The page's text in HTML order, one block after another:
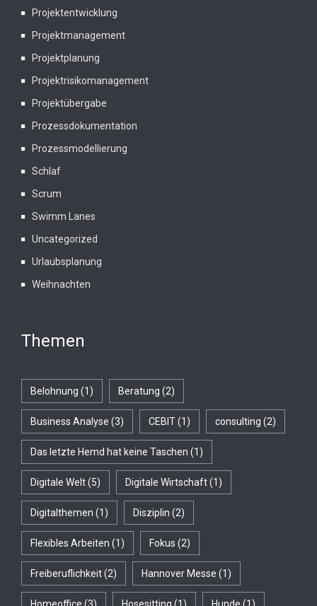
Projektentwicklung
Projektmanagement
Projektplanung
Projektrisikomanagement
Projektübergabe
Prozessdokumentation
Prozessmodellierung
Schlaf
Scrum
Swimm Lanes
Uncategorized
Urlaubsplanung
Weihnachten
Themen
Belohnung (1) Beratung (2)
Business Analyse (3) CEBIT(1) consulting (2)
Das letzte Hemd hat keine Taschen (1)
Digitale Welt(5) Digitale Wirtschaft(1)
Digitalthemen (1) Disziplin (2)
Flexibles Arbeiten (1) Fokus (2)
Freiberuflichkeit(2) Hannover Messe (1)
Homeoffice (3) Hosesitting (1) Hunde (1)